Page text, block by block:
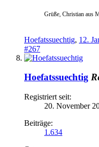
Grüße, Christian aus
Hoefatssuechtig, 12.
#267
Hoefatssuechtig
Registriert seit:
20. November
Beiträge:
1.634